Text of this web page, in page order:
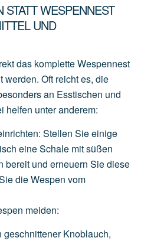
WESPENNEST
UND
das komplette Wespennest
werden. Oft reicht es, die
an Esstischen und
helfen unter anderem:
: Stellen Sieeinige
eineSchale mitsüßen
bereit und erneuern Siediese
dieWespen vom
meiden:
geschnittener Knoblauch,